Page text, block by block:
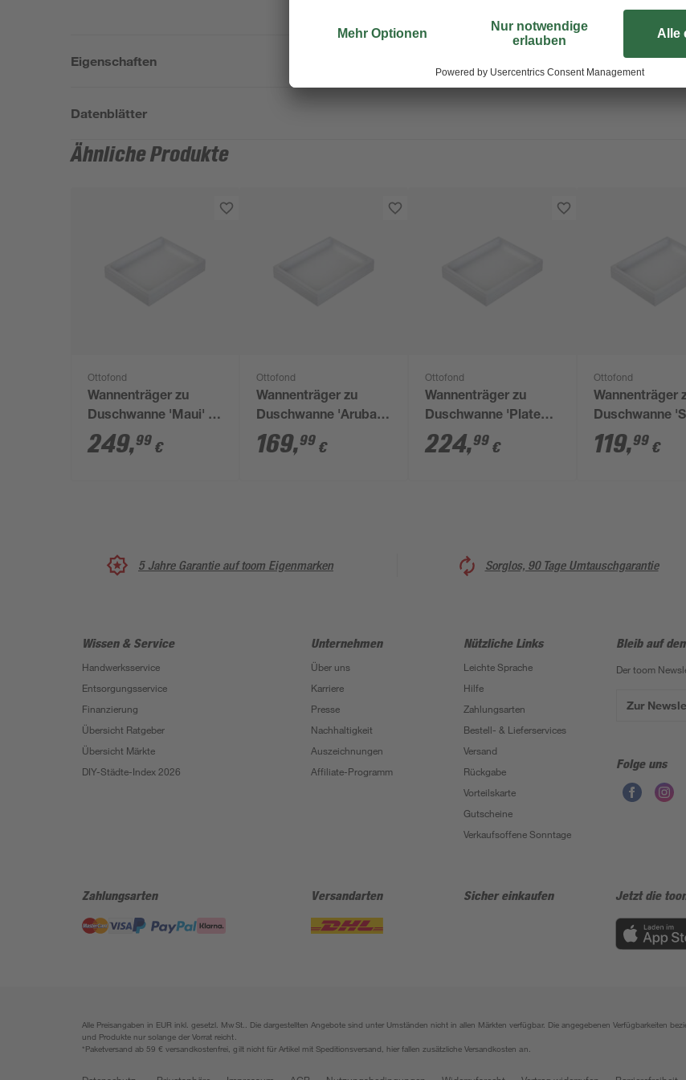
Handling und einfache
Eigenschaften
Datenblätter
Ähnliche Produkte
Ottofond
Wannenträger zu
Duschwanne 'Maui' R
140 x 70 cm weiß
249,99 €
Ottofond
Wannenträger zu
Duschwanne 'Aruba'
120 x 80 cm weiß
169,99 €
Ottofond
Wannenträger zu
Duschwanne 'Plateau'
120 x 80 cm weiß
224,99 €
Ottofond
Wannenträger
Duschwanne
80 x 75 cm weiß
119,99 €
5 Jahre Garantie auf toom Eigenmarken Sorglos, 90 Tage Umtauschgarantie
Wissen & Service
Handwerksservice
Entsorgungsservice
Finanzierung
Übersicht Ratgeber
Übersicht Märkte
DIY-Städte-Index 2026
Unternehmen
Über uns
Karriere
Presse
Nachhaltigkeit
Auszeichnungen
Affiliate-Programm
Nützliche Links
Leichte Sprache
Hilfe
Zahlungsarten
Bestell- & Lieferservices
Versand
Rückgabe
Vorteilskarte
Gutscheine
Verkaufsoffene Sonntage
Bleib auf
Der toom
Zur
Folge uns
Zahlungsarten Versandarten Sicher einkaufen Jetzt die
Alle Preisangaben in EUR inkl. gesetzl. MwSt.. Die dargestellten Angebote sind unter Umständen nicht in allen Märkten verfügbar. Die angegebenen Verfügbarkeiten
und Produkte nur solange der Vorrat reicht.
*Paketversand ab 59 € versandkostenfrei, gilt nicht für Artikel mit Speditionsversand, hier fallen zusätzliche Versandkosten an.